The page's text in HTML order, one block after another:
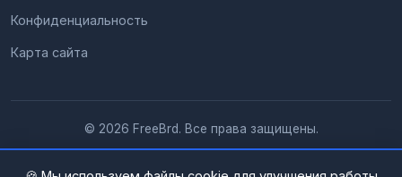
Конфиденциальность
Карта сайта
© 2026 FreeBrd. Все права защищены.